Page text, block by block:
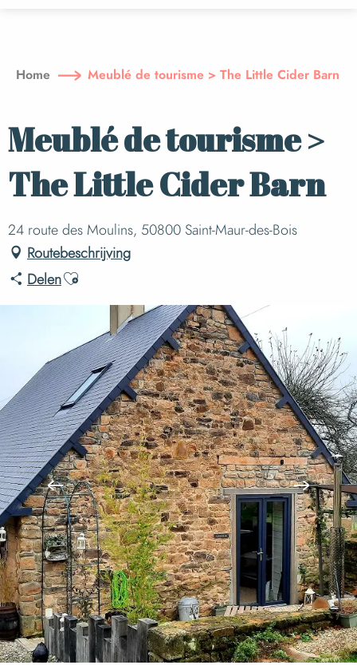
principal
Home Meublé de tourisme > The Little Cider Barn
Meublé de tourisme >
The Little Cider Barn
24 route des Moulins, 50800 Saint-Maur-des-Bois
Routebeschrijving
DelenAjouter aux favoris